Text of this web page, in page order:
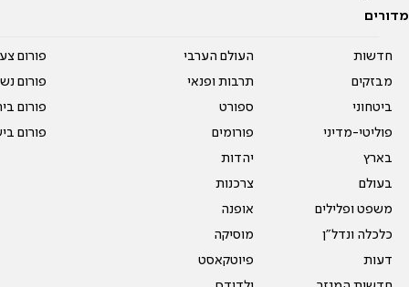
מדורים
חדשות
מבזקים
ביטחוני
פוליטי-מדיני
בארץ
בעולם
משפט ופלילים
כלכלה ונדל"ן
דעות
העולם הערבי
תרבות ופנאי
ספורט
פורומים
יהדות
צרכנות
אופנה
מוסיקה
פיוטקאסט
פורום
פורום
פורום
פורום